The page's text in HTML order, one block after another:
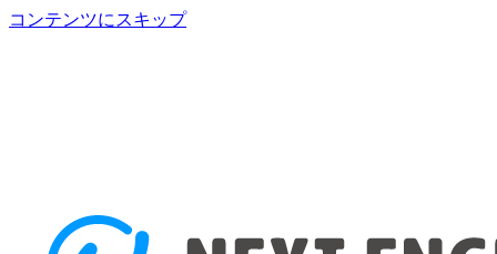
コンテンツにスキップ